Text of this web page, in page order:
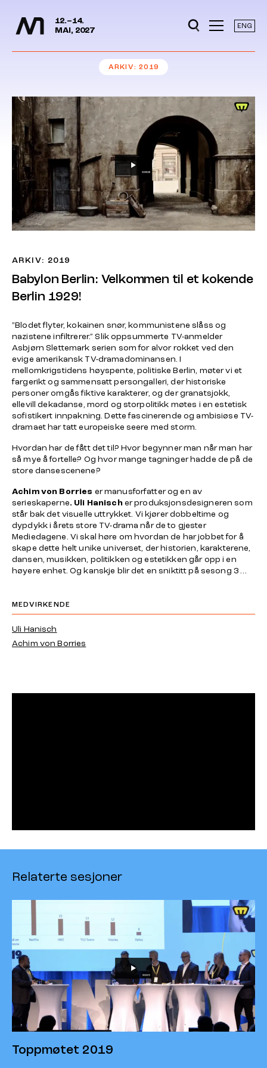
Hopp til hovedinnhold
12.–14.
MAI, 2027
ENG
ARKIV 2019
ARKIV: 2019
Babylon Berlin: Velkommen til et kokende
Berlin 1929!
”Blodet flyter, kokainen snør, kommunistene slåss og
nazistene infiltrerer.” Slik oppsummerte TV-anmelder
Asbjørn Slettemark serien som for alvor rokket ved den
evige amerikansk TV-dramadominansen. I
mellomkrigstidens høyspente, politiske Berlin, møter vi et
fargerikt og sammensatt persongalleri, der historiske
personer omgås fiktive karakterer, og der granatsjokk,
ellevill dekadanse, mord og storpolitikk møtes i en estetisk
sofistikert innpakning. Dette fascinerende og ambisiøse TV-
dramaet har tatt europeiske seere med storm.
Hvordan har de fått det til? Hvor begynner man når man har
så mye å fortelle? Og hvor mange tagninger hadde de på de
store dansescenene?
Achim von Borries er manusforfatter og en av
serieskaperne. Uli Hanischer produksjonsdesigneren som
står bak det visuelle uttrykket. Vi kjører dobbeltime og
dypdykk i årets store TV-drama når de to gjester
Mediedagene. Vi skal høre om hvordan de har jobbet for å
skape dette helt unike universet, der historien, karakterene,
dansen, musikken, politikken og estetikken går opp i en
høyere enhet. Og kanskje blir det en sniktitt på sesong 3 …
MEDVIRKENDE
Uli Hanisch
Achim von Borries
Relaterte sesjoner
Toppmøtet 2019